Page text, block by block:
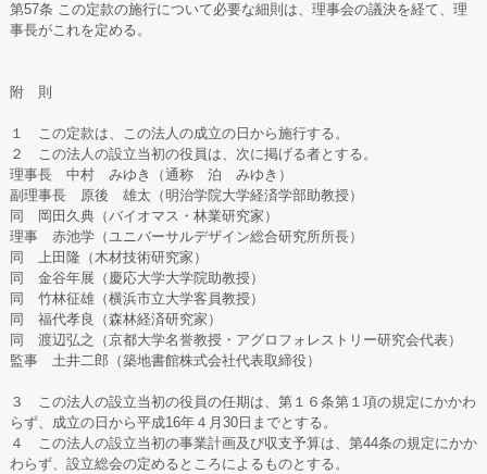
第57条 この定款の施行について必要な細則は、理事会の議決を経て、理
事長がこれを定める。
附 則
１ この定款は、この法人の成立の日から施行する。
２ この法人の設立当初の役員は、次に掲げる者とする。
理事長 中村 みゆき（通称 泊 みゆき）
副理事長 原後 雄太（明治学院大学経済学部助教授）
同 岡田久典（バイオマス・林業研究家）
理事 赤池学（ユニバーサルデザイン総合研究所所長）
同 上田隆（木材技術研究家）
同 金谷年展（慶応大学大学院助教授）
同 竹林征雄（横浜市立大学客員教授）
同 福代孝良（森林経済研究家）
同 渡辺弘之（京都大学名誉教授・アグロフォレストリー研究会代表）
監事 土井二郎（築地書館株式会社代表取締役）
３ この法人の設立当初の役員の任期は、第１６条第１項の規定にかかわ
らず、成立の日から平成16年４月30日までとする。
４ この法人の設立当初の事業計画及び収支予算は、第44条の規定にかか
わらず、設立総会の定めるところによるものとする。